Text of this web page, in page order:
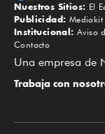
Nuestros Sitios: El
Publicidad: Mediakit
Institucional: Aviso
Contacto
Una empresa de
Trabaja con